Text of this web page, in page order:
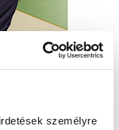
személyre